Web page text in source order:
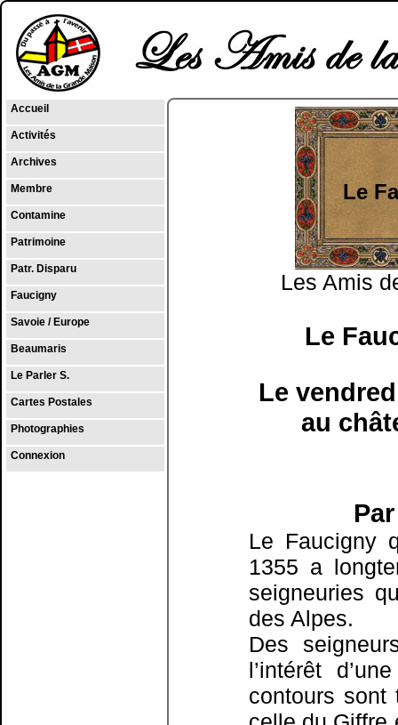
Accueil
Activités
Archives
Membre
Contamine
Patrimoine
Patr. Disparu
Faucigny
Savoie / Europe
Beaumaris
Le Parler S.
Cartes Postales
Photographies
Connexion
Le
Les Amis
Le
Le
au
Le Faucigny
1355 a
seigneuries
des Alpes.
Des
l’intérêt
contours sont